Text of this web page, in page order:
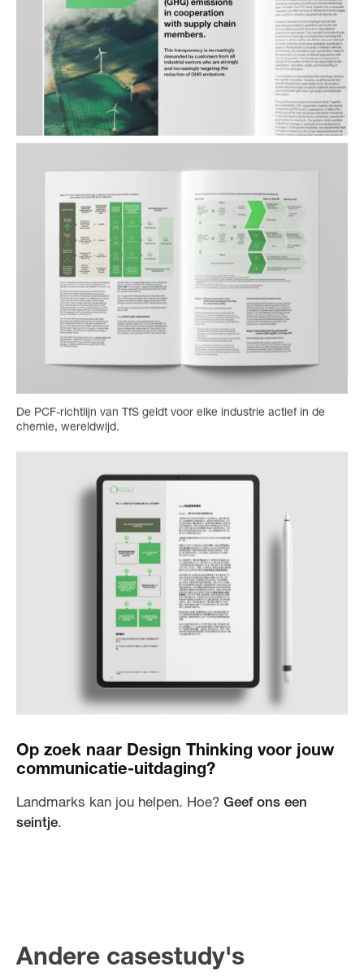
De PCF-richtlijn van TfS geldt voor elke industrie actief in de
chemie, wereldwijd.
en is volledig compliant met ISO en het GHG Protocol.
Op zoek naar Design Thinking voor jouw
communicatie-uitdaging?
Landmarks kan jou helpen. Hoe? Geef ons een
seintje.
Andere casestudy's